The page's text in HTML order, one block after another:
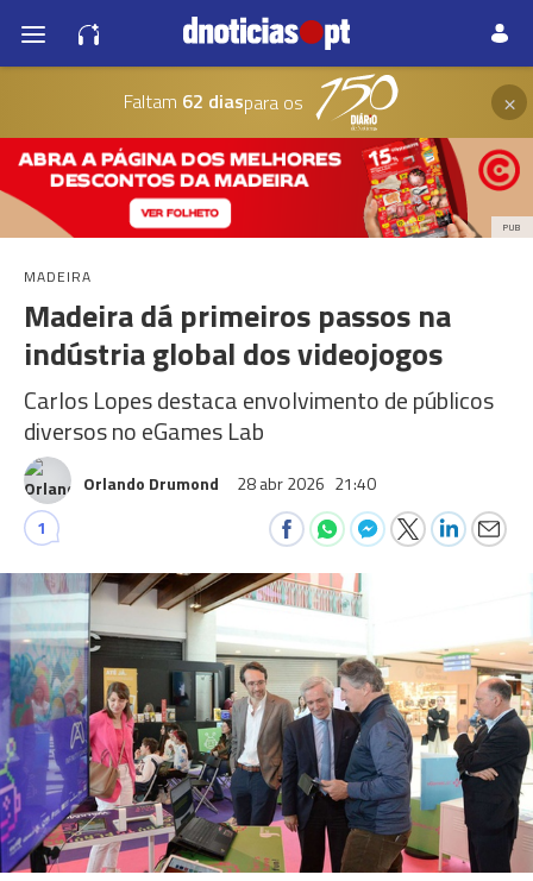
Faltam 62 diaspara os ×
PUB
MADEIRA
Madeira dá primeiros passos na
indústria global dos videojogos
Carlos Lopes destaca envolvimento de públicos
diversos no eGames Lab
Orlando Drumond 28 abr 2026 21:40
1